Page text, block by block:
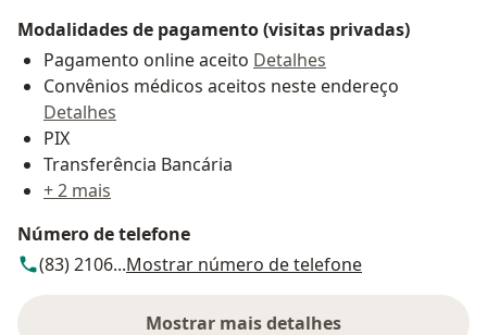
Modalidades de pagamento (visitas privadas)
Pagamento online aceito Detalhes
Convênios médicos aceitos neste endereço
Detalhes
PIX
Transferência Bancária
+ 2 mais
Número de telefone
(83) 2106...Mostrar número de telefone
Mostrar mais detalhes